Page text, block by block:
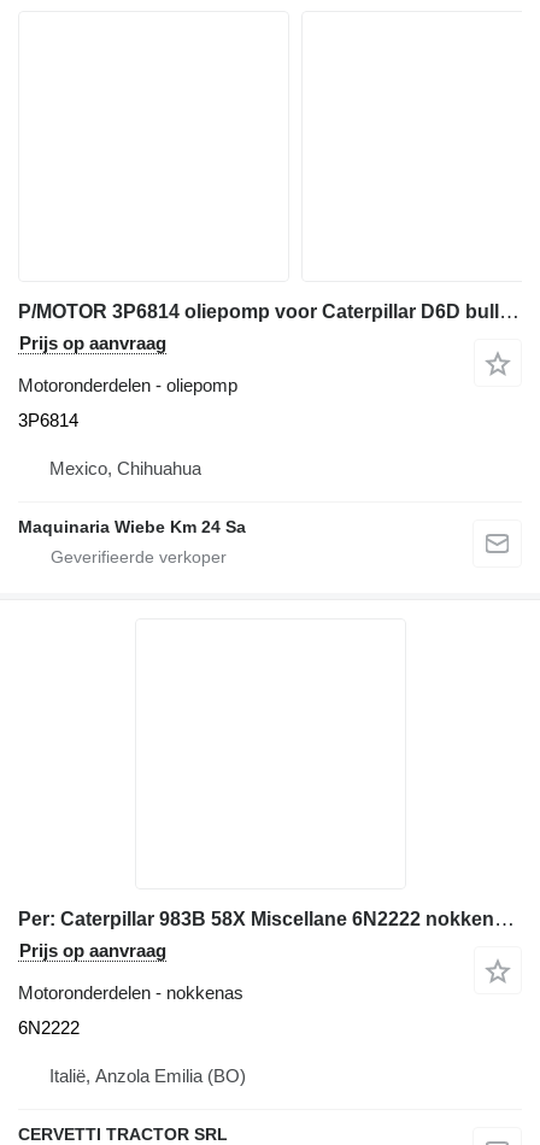
P/MOTOR 3P6814 oliepomp voor Caterpillar D6D bulldozer
Prijs op aanvraag
Motoronderdelen - oliepomp
3P6814
Mexico, Chihuahua
Maquinaria Wiebe Km 24 Sa
Per: Caterpillar 983B 58X Miscellane 6N2222 nokkenas voor Caterpillar 983B 58X bulldozer
Prijs op aanvraag
Motoronderdelen - nokkenas
6N2222
Italië, Anzola Emilia (BO)
CERVETTI TRACTOR SRL